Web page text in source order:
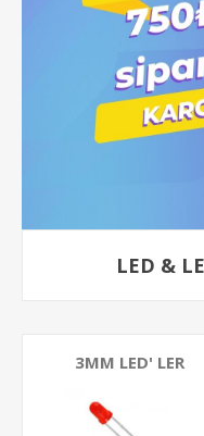
LED &
3MM LED' LER